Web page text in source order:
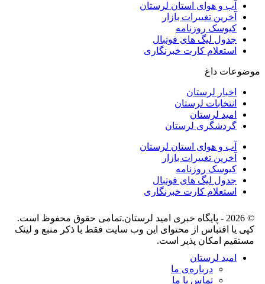
آب و هوای استان لرستان
آخرین تغییرات بازار
کیوسک روزنامه
جدول لیگ های فوتبال
استعلام کارت خبرنگاری
موضوعات داغ
اخبار لرستان
انتخابات لرستان
امید لرستان
گردشگری لرستان
آب و هوای استان لرستان
آخرین تغییرات بازار
کیوسک روزنامه
جدول لیگ های فوتبال
استعلام کارت خبرنگاری
© 2026 - پایگاه خبری اميد لرستان.تمامی حقوق محفوظ است.
کپی یا اقتباس از محتوای این وب سایت فقط با ذکر منبع و لینک
مستقیم امکان پذیر است.
امید لرستان
درباره‌ی ما
تماس با ما